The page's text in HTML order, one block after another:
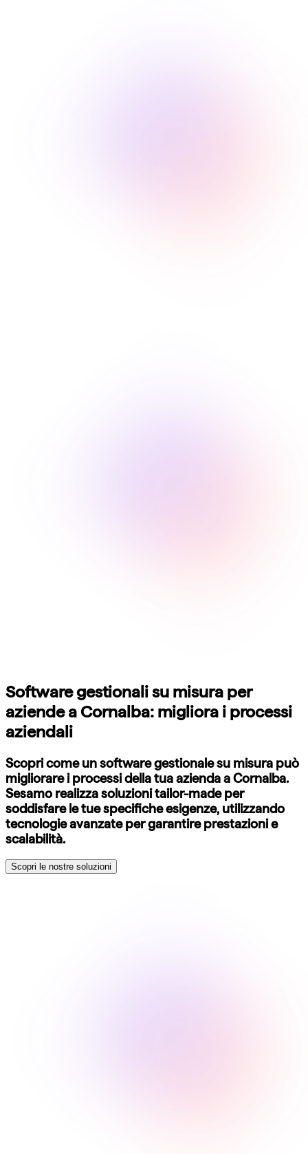
Software gestionali su misura per
aziende a Cornalba: migliora i processi
aziendali
Scopri come un software gestionale su misura può
migliorare i processi della tua azienda a Cornalba.
Sesamo realizza soluzioni tailor-made per
soddisfare le tue specifiche esigenze, utilizzando
tecnologie avanzate per garantire prestazioni e
scalabilità.
Scopri le nostre soluzioni